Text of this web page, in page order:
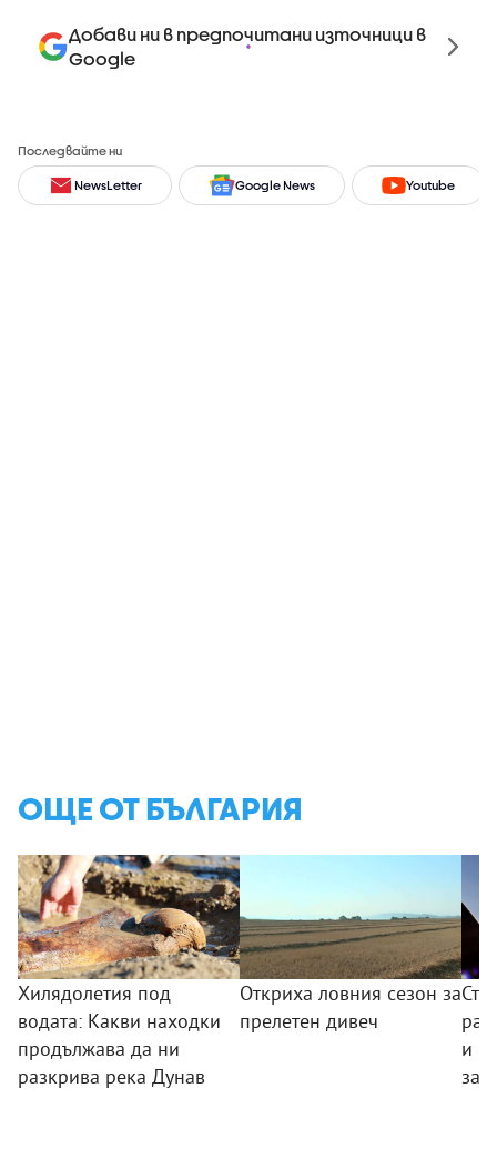
Добави ни в предпочитани източници в
Google
Последвайте ни
NewsLetter Google News Youtube
ОЩЕ ОТ БЪЛГАРИЯ
Хилядолетия под
водата: Какви находки
продължава да ни
разкрива река Дунав
Откриха ловния сезон за
прелетен дивеч
и